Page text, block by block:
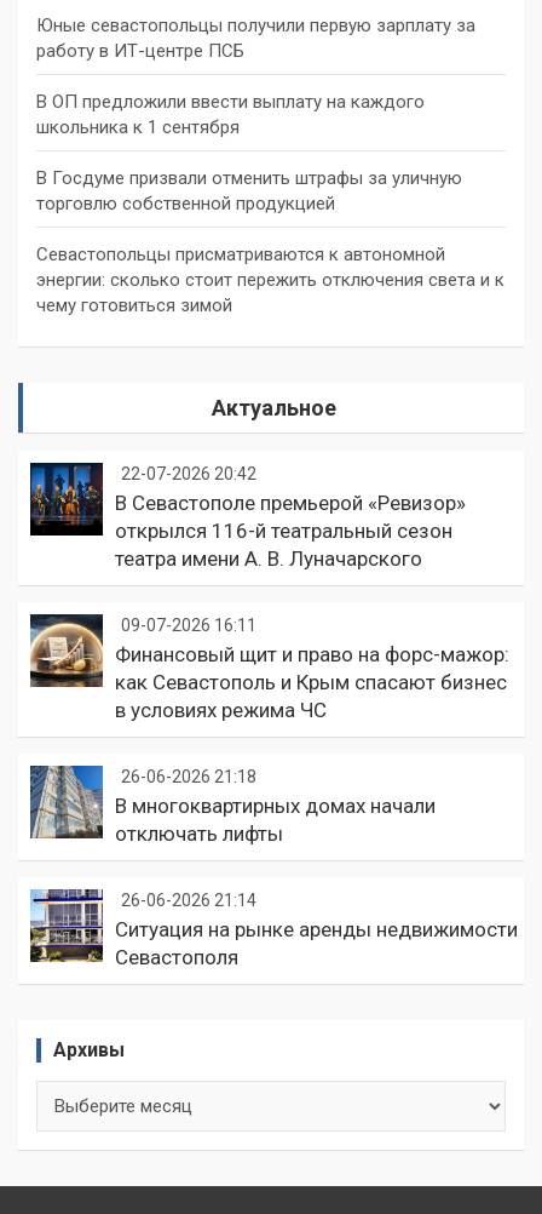
Юные севастопольцы получили первую зарплату за
работу в ИТ-центре ПСБ
В ОП предложили ввести выплату на каждого
школьника к 1 сентября
В Госдуме призвали отменить штрафы за уличную
торговлю собственной продукцией
Севастопольцы присматриваются к автономной
энергии: сколько стоит пережить отключения света и к
чему готовиться зимой
Актуальное
22-07-2026 20:42
В Севастополе премьерой «Ревизор»
открылся 116-й театральный сезон
театра имени А. В. Луначарского
09-07-2026 16:11
Финансовый щит и право на форс-мажор:
как Севастополь и Крым спасают бизнес
в условиях режима ЧС
26-06-2026 21:18
В многоквартирных домах начали
отключать лифты
26-06-2026 21:14
Ситуация на рынке аренды недвижимости
Севастополя
Архивы